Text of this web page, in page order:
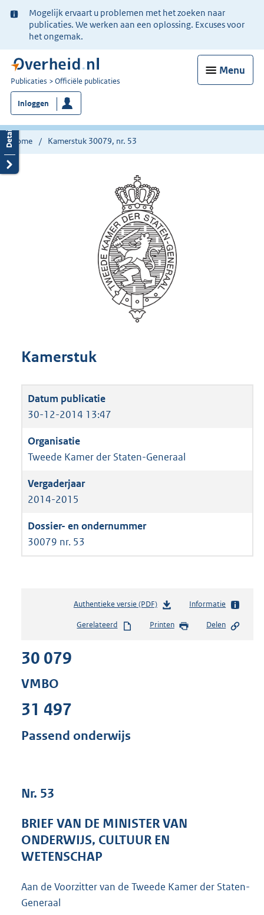
Ter
informatie:
Mogelijk ervaart u problemen met het zoeken naar
publicaties. We werken aan een oplossing. Excuses voor
het ongemak.
Menu
U
bent
nu
hier:
Publicaties Officiële publicaties
Inloggen
Home Kamerstuk 30079, nr. 53
Kamerstuk
30-12-2014 13:47
Tweede Kamer der Staten-Generaal
2014-2015
30079 nr. 53
Authentieke versie (PDF)b
s
6
K
Informatie
Gerelateerd Printen Delen
30 079
VMBO
31 497
Passend onderwijs
Nr. 53
BRIEF VAN DE MINISTER VAN
ONDERWIJS, CULTUUR EN
WETENSCHAP
Aan de Voorzitter van de Tweede Kamer der Staten-
Generaal